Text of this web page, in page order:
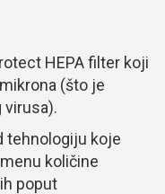
HEPA filter koji
(što je
virusa).
tehnologiju koje
količine
poput